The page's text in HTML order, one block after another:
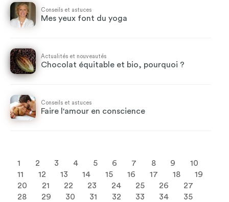
Conseils et astuces
Mes yeux font du yoga
Actualités et nouveautés
Chocolat équitable et bio, pourquoi ?
Conseils et astuces
Faire l'amour en conscience
1 2 3 4 5 6 7 8 9
10
11
12 13 14 15 16 17 18
19
20
21 22 23 24 25 26
27
28
29 30 31 32 33 34
35